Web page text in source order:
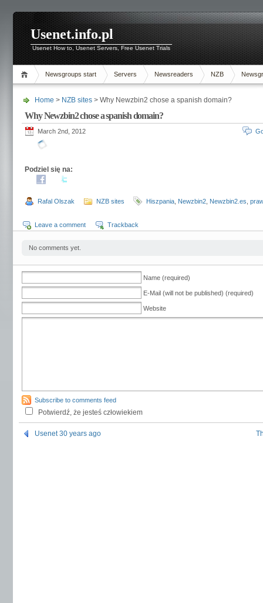
Usenet.info.pl
Usenet How to, Usenet Servers, Free Usenet Trials
Newsgroups start Servers Newsreaders NZB
Home > NZB sites > Why Newzbin2 chose a spanish domain?
Why Newzbin2 chose a spanish domain?
March 2nd, 2012
Podziel się na:
Rafal Olszak NZB sites Hiszpania Newzbin2 Newzbin2.es
Leave a comment Trackback
No comments yet.
Name (required)
E-Mail (will not be published) (required)
Website
Subscribe to comments feed
Potwierdź, że jesteś człowiekiem
Usenet 30 years ago